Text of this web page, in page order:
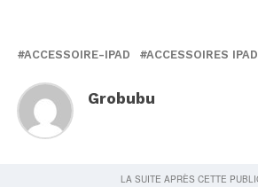
ACCESSOIRE-IPAD ACCESSOIRES IPAD
Grobubu